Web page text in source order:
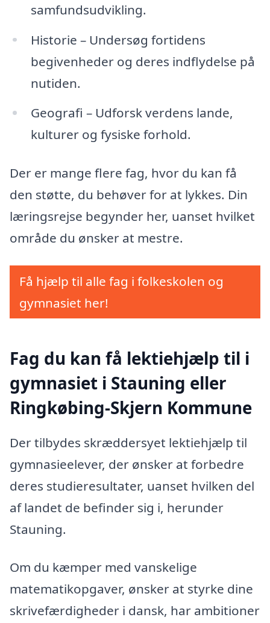
samfundsudvikling.
Historie – Undersøg fortidens
begivenheder og deres indflydelse på
nutiden.
Geografi – Udforsk verdens lande,
kulturer og fysiske forhold.
Der er mange flere fag, hvor du kan få
den støtte, du behøver for at lykkes. Din
læringsrejse begynder her, uanset hvilket
område du ønsker at mestre.
Få hjælp til alle fag i folkeskolen og
gymnasiet her!
Fag du kan få lektiehjælp til i
gymnasiet i Stauning eller
Ringkøbing-Skjern Kommune
Der tilbydes skræddersyet lektiehjælp til
gymnasieelever, der ønsker at forbedre
deres studieresultater, uanset hvilken del
af landet de befinder sig i, herunder
Stauning.
Om du kæmper med vanskelige
matematikopgaver, ønsker at styrke dine
skrivefærdigheder i dansk, har ambitioner